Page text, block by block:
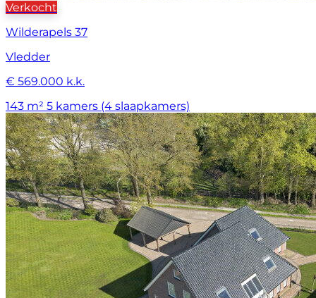
Verkocht
Wilderapels 37
Vledder
€ 569.000 k.k.
143 m² 5 kamers (4 slaapkamers)